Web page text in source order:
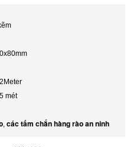
mét
, các tấm chắn hàng rào an ninh